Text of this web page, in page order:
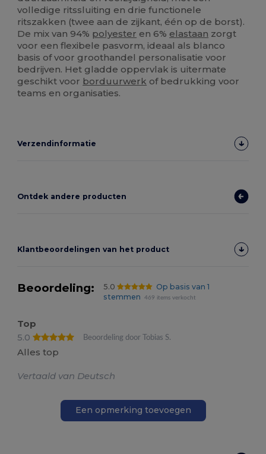
volledige ritssluiting en drie functionele
ritszakken (twee aan de zijkant, één op de borst).
De mix van 94% polyester en 6% elastaan zorgt
voor een flexibele pasvorm, ideaal als blanco
basis of voor groothandel personalisatie voor
bedrijven. Het gladde oppervlak is uitermate
geschikt voor borduurwerk of bedrukking voor
teams en organisaties.
Verzendinformatie
Ontdek andere producten
Klantbeoordelingen van het product
Beoordeling: 5.0
Op basis van 1
stemmen
469 items verkocht
Top
5.0
Beoordeling door Tobias S.
Alles top
Vertaald van Deutsch
Een opmerking toevoegen